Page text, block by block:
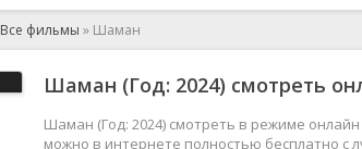
2024
Боевики
Военные
Все фильмы » Шаман
Шаман (Год: 2024) смотреть
Шаман (Год: 2024) смотреть в режиме
можно в интернете полностью бесплатно с